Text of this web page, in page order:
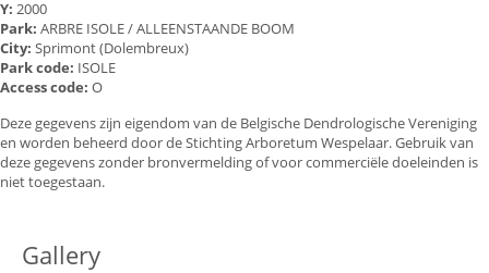
Y: 2000
Park: ARBRE ISOLE / ALLEENSTAANDE BOOM
City: Sprimont (Dolembreux)
Park code: ISOLE
Access code: O
Deze gegevens zijn eigendom van de Belgische Dendrologische Vereniging
en worden beheerd door de Stichting Arboretum Wespelaar. Gebruik van
deze gegevens zonder bronvermelding of voor commerciële doeleinden is
niet toegestaan.
Gallery